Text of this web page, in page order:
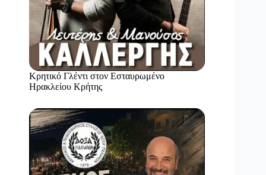
Κρητικό Γλέντι στον Εσταυρωμένο
Ηρακλείου Κρήτης